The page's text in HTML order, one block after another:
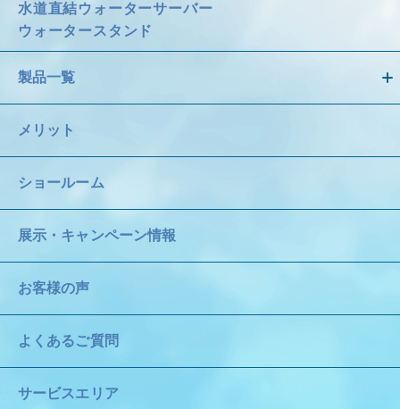
水道直結ウォーターサーバー
ウォータースタンド
製品一覧
メリット
ショールーム
展示・キャンペーン情報
お客様の声
よくあるご質問
サービスエリア